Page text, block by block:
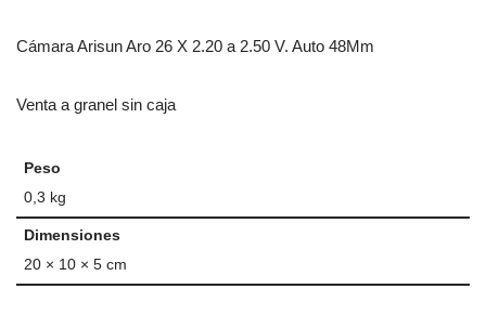
Cámara Arisun Aro 26 X 2.20 a 2.50 V. Auto 48Mm
Venta a granel sin caja
Peso
0,3 kg
Dimensiones
20 × 10 × 5 cm